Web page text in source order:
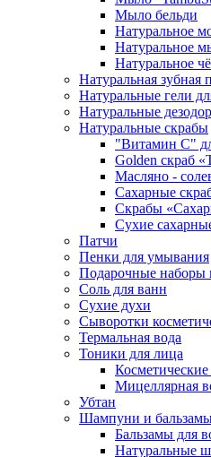
Мыло бельди
Натуральное
Натуральное
Натуральное
Натуральная зубная
Натуральные гели
Натуральные
Натуральные скрабы
"Витамин С"
Golden скраб
Масляно -
Сахарные
Скрабы
Сухие
Патчи
Пенки для умывания
Подарочные наборы
Соль для ванн
Сухие духи
Сыворотки
Термальная вода
Тоники для лица
Мицеллярная
Убтан
Шампуни и
Бальзамы для
Натуральные